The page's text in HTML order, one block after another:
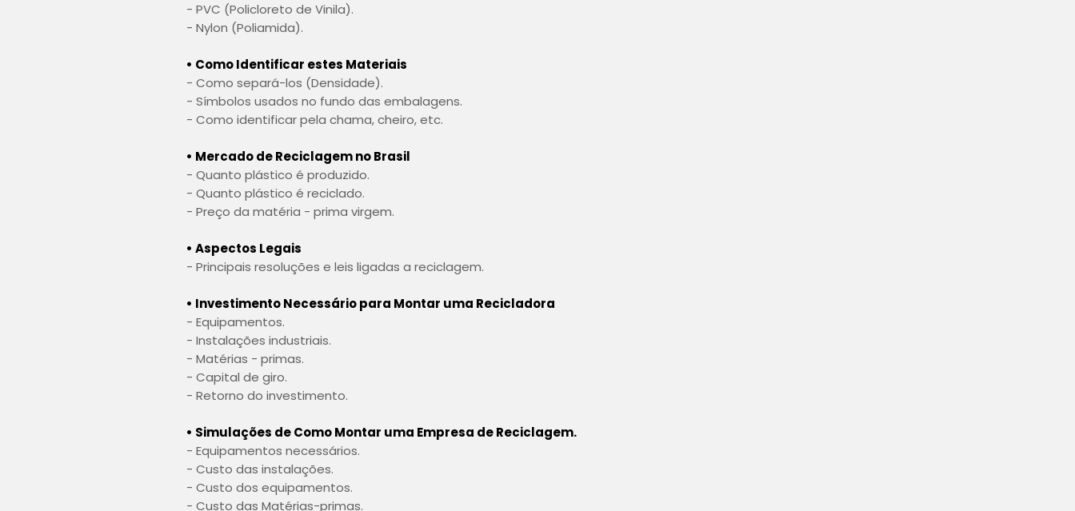
- PVC (Policloreto de Vinila).
- Nylon (Poliamida).
• Como Identificar estes Materiais
- Como separá-los (Densidade).
- Símbolos usados no fundo das embalagens.
- Como identificar pela chama, cheiro, etc.
• Mercado de Reciclagem no Brasil
- Quanto plástico é produzido.
- Quanto plástico é reciclado.
- Preço da matéria - prima virgem.
• Aspectos Legais
- Principais resoluções e leis ligadas a reciclagem.
• Investimento Necessário para Montar uma Recicladora
- Equipamentos.
- Instalações industriais.
- Matérias - primas.
- Capital de giro.
- Retorno do investimento.
• Simulações de Como Montar uma Empresa de Reciclagem.
- Equipamentos necessários.
- Custo das instalações.
- Custo dos equipamentos.
- Custo das Matérias-primas.